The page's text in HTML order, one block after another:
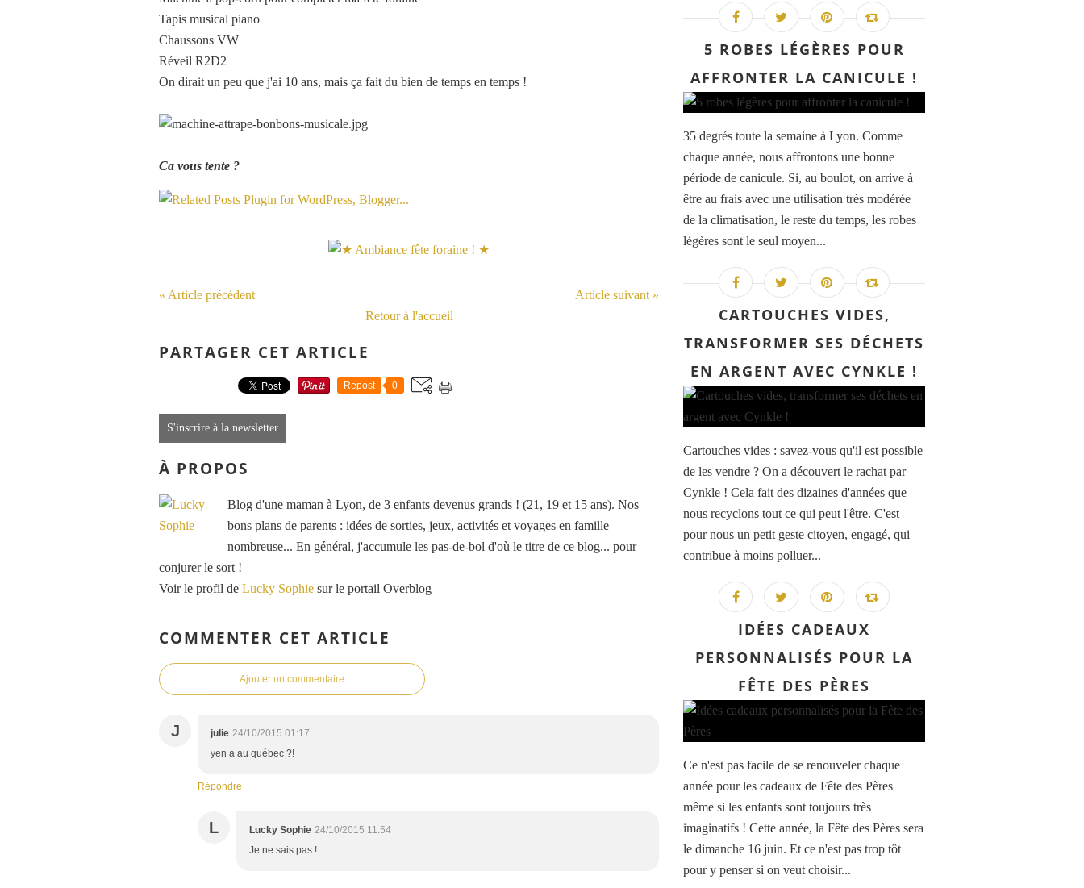
Tapis musical piano
Chaussons VW
Réveil R2D2
On dirait un peu que j'ai 10 ans, mais ça fait du bien de temps en temps !
Ca vous tente ?
« Article précédent
Article suivant »
Retour à l'accueil
PARTAGER CET ARTICLE
Repost 0
S'inscrire à la newsletter
À PROPOS
Blog d'une maman à Lyon, de 3 enfants devenus grands ! (21, 19 et 15 ans). Nos
bons plans de parents : idées de sorties, jeux, activités et voyages en famille
nombreuse... En général, j'accumule les pas-de-bol d'où le titre de ce blog... pour
conjurer le sort !
Voir le profil de Lucky Sophie sur le portail Overblog
COMMENTER CET ARTICLE
Ajouter un commentaire
J julie 24/10/2015 01:17
yen a au québec ?!
Répondre
L Lucky Sophie 24/10/2015 11:54
Je ne sais pas !
5 ROBES LÉGÈRES POUR
AFFRONTER LA CANICULE !
35 degrés toute la semaine à Lyon. Comme
chaque année, nous affrontons une bonne
période de canicule. Si, au boulot, on arrive à
être au frais avec une utilisation très modérée
de la climatisation, le reste du temps, les robes
légères sont le seul moyen...
CARTOUCHES VIDES,
TRANSFORMER SES DÉCHETS
EN ARGENT AVEC CYNKLE !
Cartouches vides : savez-vous qu'il est possible
de les vendre ? On a découvert le rachat par
Cynkle ! Cela fait des dizaines d'années que
nous recyclons tout ce qui peut l'être. C'est
pour nous un petit geste citoyen, engagé, qui
contribue à moins polluer...
IDÉES CADEAUX
PERSONNALISÉS POUR LA
FÊTE DES PÈRES
Ce n'est pas facile de se renouveler chaque
année pour les cadeaux de Fête des Pères
même si les enfants sont toujours très
imaginatifs ! Cette année, la Fête des Pères sera
le dimanche 16 juin. Et ce n'est pas trop tôt
pour y penser si on veut choisir...